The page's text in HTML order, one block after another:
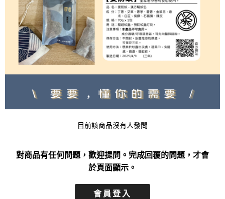
目前該商品沒有人發問
對商品有任何問題，歡迎提問。完成回覆的問題，才會
於頁面顯示。
會員登入